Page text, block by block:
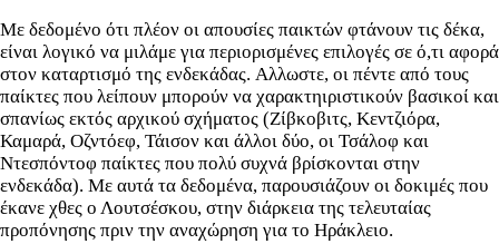
Με δεδομένο ότι πλέον οι απουσίες παικτών φτάνουν τις δέκα,
είναι λογικό να μιλάμε για περιορισμένες επιλογές σε ό,τι αφορά
στον καταρτισμό της ενδεκάδας. Αλλωστε, οι πέντε από τους
παίκτες που λείπουν μπορούν να χαρακτηιριστικούν βασικοί και
σπανίως εκτός αρχικού σχήματος (Ζίβκοβιτς, Κεντζιόρα,
Καμαρά, Οζντόεφ, Τάισον και άλλοι δύο, οι Τσάλοφ και
Ντεσπόντοφ παίκτες που πολύ συχνά βρίσκονται στην
ενδεκάδα). Με αυτά τα δεδομένα, παρουσιάζουν οι δοκιμές που
έκανε χθες ο Λουτσέσκου, στην διάρκεια της τελευταίας
προπόνησης πριν την αναχώρηση για το Ηράκλειο.